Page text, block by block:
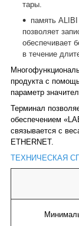
тары.
память
позволяет
обеспечивает
в течение
продукта с
параметр
Терминал
обеспечением
связывается с
ETHERNET.
ТЕХНИЧЕСКАЯ